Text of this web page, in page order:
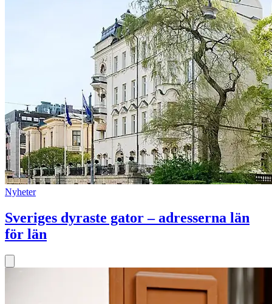
Nyheter
Sveriges dyraste gator – adresserna län
för län